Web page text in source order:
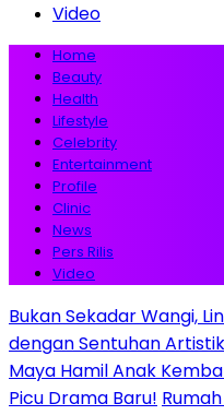
Video
Home
Beauty
Health
Lifestyle
Celebrity
Entertainment
Profile
Clinic
News
Pers Rilis
Video
Bukan Sekadar Wangi,
dengan Sentuhan
Maya Hamil Anak
Picu Drama Baru!